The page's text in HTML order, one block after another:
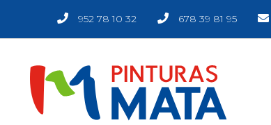
952 78 10 32 678 39 81 95